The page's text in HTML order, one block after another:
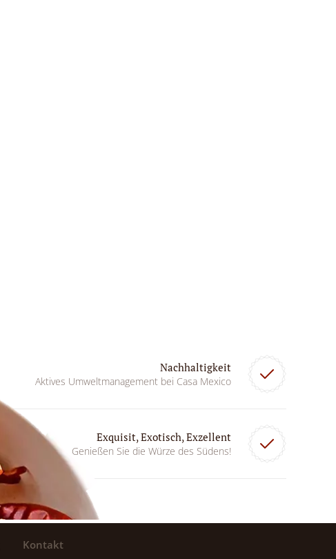
Nachhaltigkeit
Aktives Umweltmanagement bei Casa Mexico
Exquisit, Exotisch, Exzellent
Genießen Sie die Würze des Südens!
Kontakt